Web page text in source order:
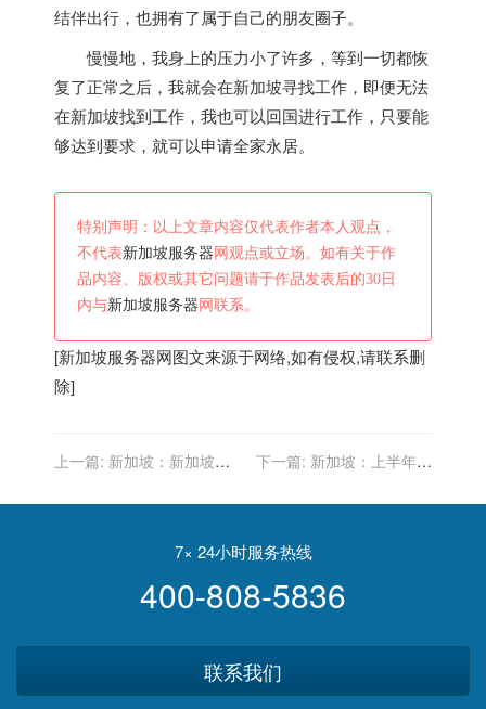
结伴出行，也拥有了属于自己的朋友圈子。
慢慢地，我身上的压力小了许多，等到一切都恢
复了正常之后，我就会在新加坡寻找工作，即便无法
在新加坡找到工作，我也可以回国进行工作，只要能
够达到要求，就可以申请全家永居。
特别声明：以上文章内容仅代表作者本人观点，
不代表新加坡服务器 网观点或立场。如有关于作
品内容、版权或其它问题请于作品发表后的30日
内与新加坡服务器 网联系。
[新加坡服务器网图文来源于网络,如有侵权,请联系删
除]
上一篇: 新加坡：新加坡、
实用~
下一篇: 新加坡：上半年新
15.3%
7× 24小时服务热线
400-808-5836
联系我们